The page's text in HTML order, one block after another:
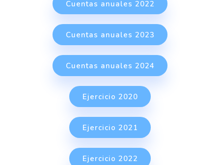
Cuentas anuales 2022
Cuentas anuales 2023
Cuentas anuales 2024
Ejercicio 2020
Ejercicio 2021
Ejercicio 2022